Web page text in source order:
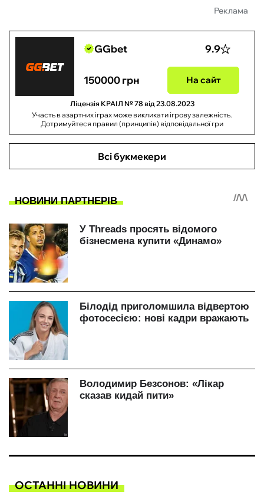
Реклама
GGbet 9.9
150000 грн На сайт
Ліцензія КРАІЛ № 78 від 23.08.2023
Участь в азартних іграх може викликати ігрову залежність.
Дотримуйтеся правил (принципів) відповідальної гри
Всі букмекери
ОСТАННІ НОВИНИ